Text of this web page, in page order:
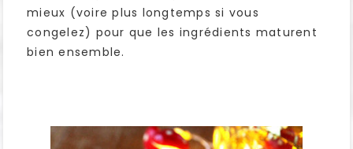
mieux (voire plus longtemps si vous
congelez) pour que les ingrédients maturent
bien ensemble.